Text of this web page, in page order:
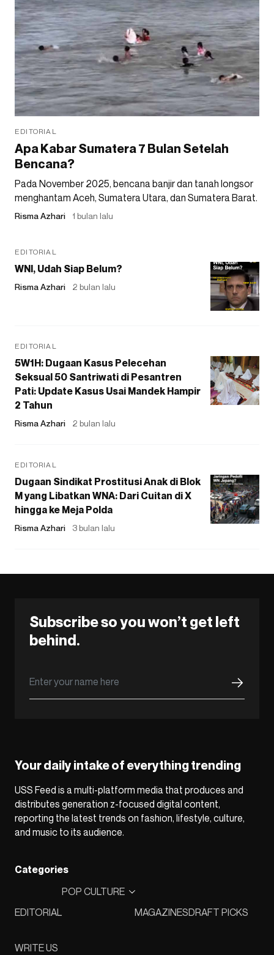
EDITORIAL
Apa Kabar Sumatera 7 Bulan Setelah
Bencana?
Pada November 2025, bencana banjir dan tanah longsor
menghantam Aceh, Sumatera Utara, dan Sumatera Barat.
Risma Azhari 1 bulan lalu
EDITORIAL
WNI, Udah Siap Belum?
Risma Azhari 2 bulan lalu
EDITORIAL
5W1H: Dugaan Kasus Pelecehan
Seksual 50 Santriwati di Pesantren
Pati: Update Kasus Usai Mandek Hampir
2 Tahun
Risma Azhari 2 bulan lalu
EDITORIAL
Dugaan Sindikat Prostitusi Anak di Blok
M yang Libatkan WNA: Dari Cuitan di X
hingga ke Meja Polda
Risma Azhari 3 bulan lalu
Subscribe so you won’t get left
behind.
Your daily intake of everything trending
USS Feed is a multi-platform media that produces and
distributes generation z-focused digital content,
reporting the latest trends on fashion, lifestyle, culture,
and music to its audience.
Categories
EDITORIAL
POP CULTURE
MAGAZINESDRAFT PICKS
WRITE US